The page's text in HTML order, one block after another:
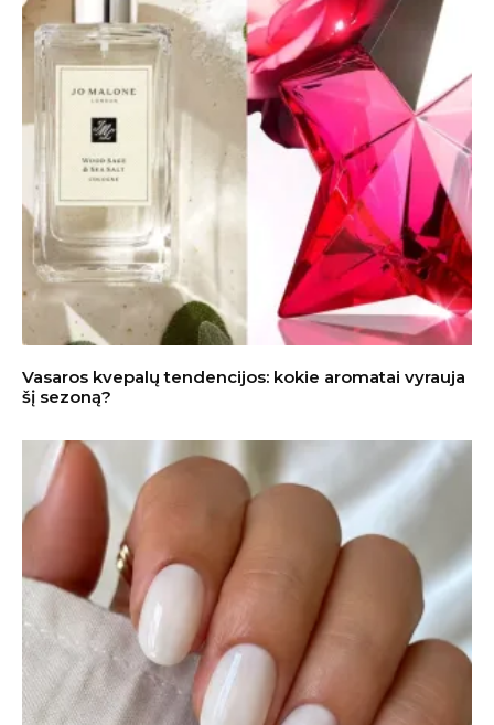
Vasaros kvepalų tendencijos: kokie aromatai vyrauja
šį sezoną?